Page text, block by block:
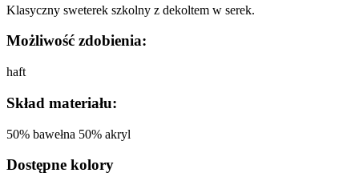
Klasyczny sweterek szkolny z dekoltem w serek.
Możliwość zdobienia:
haft
Skład materiału:
50% bawełna 50% akryl
Dostępne kolory